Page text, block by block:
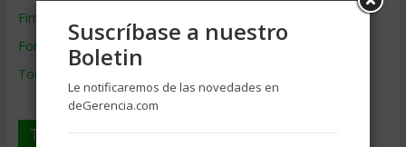
Firmas de Gerencia
Formación de Gerencia
Todos los Temas
Temas de Gerencia
Suscríbase a nuestro
Boletin
Le notificaremos de las novedades en
deGerencia.com